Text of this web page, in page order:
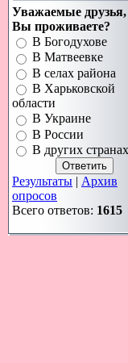
Уважаемые друзья,
Вы проживаете?
В Богодухове
В Матвеевке
В селах района
В Харьковской
области
В Украине
В России
В других странах
Результаты | Архив
опросов
Всего ответов: 1615